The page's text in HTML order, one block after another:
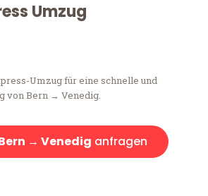
Umzug
Umzug für eine schnelle und
von Bern → Venedig.
→ Venedig anfragen